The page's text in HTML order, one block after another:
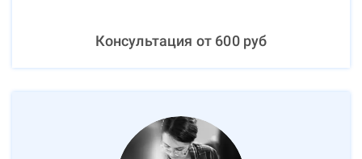
Консультация от 600руб